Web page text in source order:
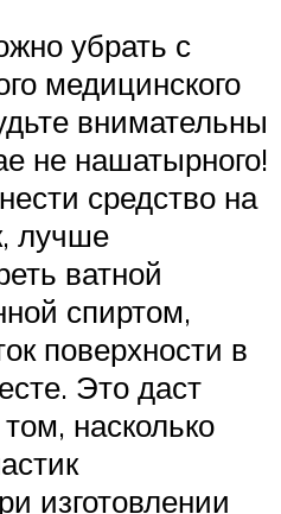
убрать с
медицинского
внимательны
не нашатырного!
средство на
лучше
ватной
спиртом,
поверхности в
Это даст
насколько
изготовлении